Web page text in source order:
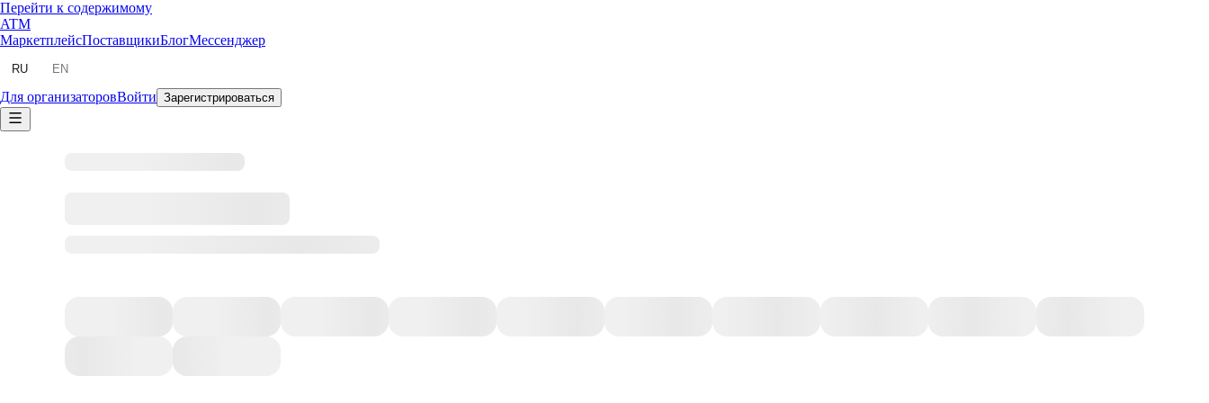
Перейти к содержимому
ATM
МаркетплейсПоставщикиБлогМессенджер
RU EN
Для организаторовВойти Зарегистрироваться